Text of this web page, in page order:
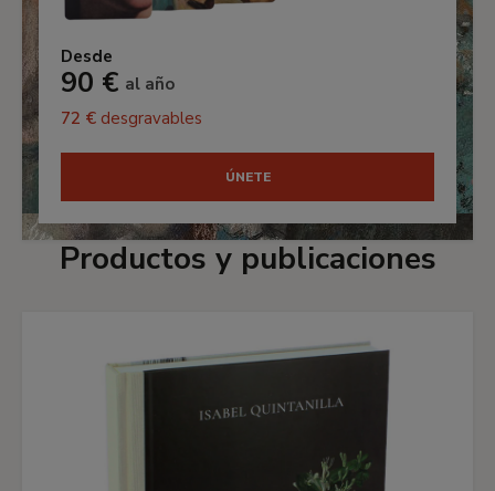
Desde
90 € al año
72 € desgravables
ÚNETE
Productos y publicaciones